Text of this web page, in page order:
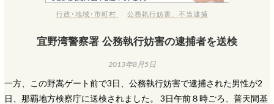
行政･地域･市町村 公務執行妨害 、不当逮捕
宜野湾警察署 公務執行妨害の逮捕者を送検
2013年8月5日
一方、この野嵩ゲート前で3日、公務執行妨害で逮捕された男性が2
日、那覇地方検察庁に送検されました。 3日午前８時ごろ、普天間基